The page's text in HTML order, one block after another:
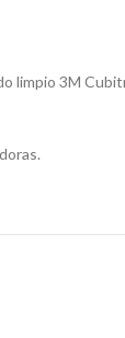
limpio 3M